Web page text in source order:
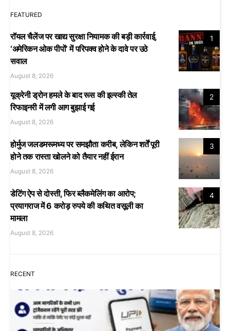
FEATURED
1
रॉयल चैलेंज पर खाद्य सुरक्षा नियामक की बड़ी कार्रवाई,
‘अमेरिकन ओक पीपों’ में परिपक्व होने के दावे पर उठे
सवाल
August 8, 2026
2
यूक्रेनी ड्रोन हमले के बाद रूस की इल्स्की तेल
रिफाइनरी में लगी आग बुझाई गई
August 8, 2026
3
होर्मुज जलडमरूमध्य पर समझौता करीब, लेकिन शर्तें पूरी
होने तक रास्ता खोलने को तैयार नहीं ईरान
August 8, 2026
4
डेटिंग ऐप से दोस्ती, फिर ब्लैकमेलिंग का आरोप;
प्रयागराज में 6 करोड़ रुपये की कथित वसूली का
मामला
August 8, 2026
RECENT